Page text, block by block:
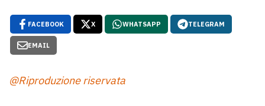
FACEBOOK X WHATSAPP TELEGRAM
EMAIL
@Riproduzione riservata